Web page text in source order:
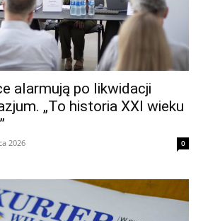
alarmują po likwidacji
„To historia XXI wieku
2026 0